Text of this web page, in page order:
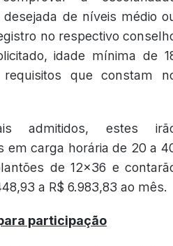
de níveis médio
no respectivo
idade mínima de
que constam
admitidos, estes
em carga horária de 20 a
de 12x36 e
a R$ 6.983,83 ao mês.
participação